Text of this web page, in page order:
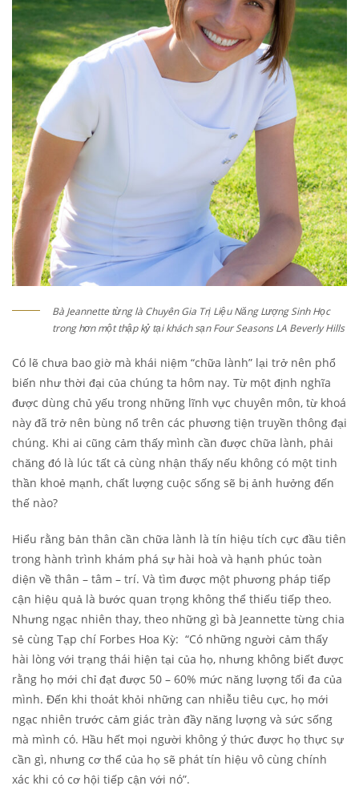
Bà Jeannette từng là Chuyên Gia Trị Liệu Năng Lượng Sinh Học
trong hơn một thập kỷ tại khách sạn Four Seasons LA Beverly Hills
Có lẽ chưa bao giờ mà khái niệm “chữa lành” lại trở nên phổ
biến như thời đại của chúng ta hôm nay. Từ một định nghĩa
được dùng chủ yếu trong những lĩnh vực chuyên môn, từ khoá
này đã trở nên bùng nổ trên các phương tiện truyền thông đại
chúng. Khi ai cũng cảm thấy mình cần được chữa lành, phải
chăng đó là lúc tất cả cùng nhận thấy nếu không có một tinh
thần khoẻ mạnh, chất lượng cuộc sống sẽ bị ảnh hưởng đến
thế nào?
Hiểu rằng bản thân cần chữa lành là tín hiệu tích cực đầu tiên
trong hành trình khám phá sự hài hoà và hạnh phúc toàn
diện về thân – tâm – trí. Và tìm được một phương pháp tiếp
cận hiệu quả là bước quan trọng không thể thiếu tiếp theo.
Nhưng ngạc nhiên thay, theo những gì bà Jeannette từng chia
sẻ cùng Tạp chí Forbes Hoa Kỳ: “Có những người cảm thấy
hài lòng với trạng thái hiện tại của họ, nhưng không biết được
rằng họ mới chỉ đạt được 50 – 60% mức năng lượng tối đa của
mình. Đến khi thoát khỏi những can nhiễu tiêu cực, họ mới
ngạc nhiên trước cảm giác tràn đầy năng lượng và sức sống
mà mình có. Hầu hết mọi người không ý thức được họ thực sự
cần gì, nhưng cơ thể của họ sẽ phát tín hiệu vô cùng chính
xác khi có cơ hội tiếp cận với nó”.